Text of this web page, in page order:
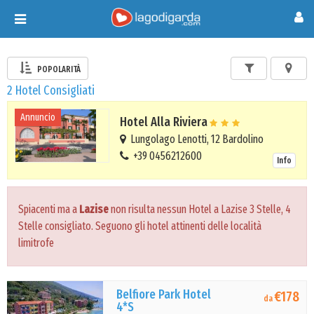
Toggle
navigation
POPOLARITÀ
2 Hotel Consigliati
Annuncio Hotel Alla Riviera
Lungolago Lenotti, 12 Bardolino
+39 0456212600
Info
Spiacenti ma a Lazisenon risulta nessun Hotel a Lazise 3 Stelle, 4
Stelle consigliato. Seguono gli hotel attinenti delle località
limitrofe
Belfiore Park Hotel
4*S
da€178